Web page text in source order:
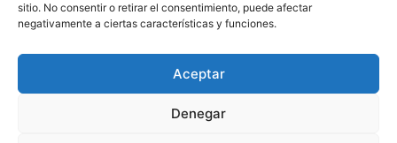
sitio. No consentir o retirar el consentimiento, puede afectar
negativamente a ciertas características y funciones.
Aceptar
Denegar
Financiado por la Unión Europea – NextGeneration EU
Política de privacidad